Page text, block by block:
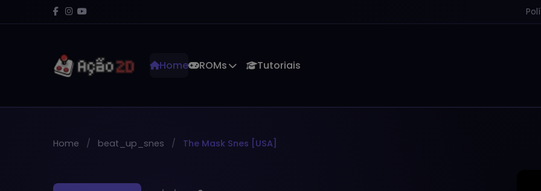
Home ROMs Tutoriais
Home beat_up_snes The Mask Snes [USA]